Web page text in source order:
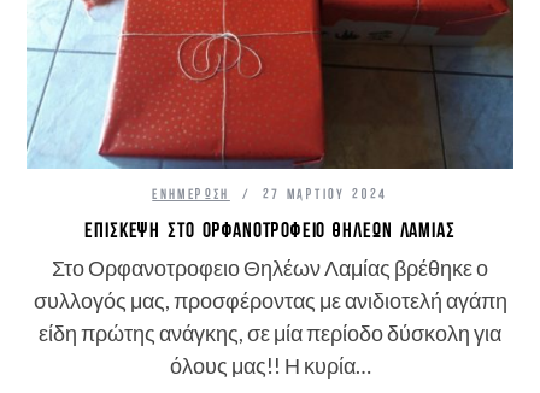
ΕΝΗΜΈΡΩΣΗ 27 ΜΑΡΤΊΟΥ 2024
ΕΠΊΣΚΕΨΗ ΣΤΟ ΟΡΦΑΝΟΤΡΟΦΕΊΟ ΘΗΛΈΩΝ ΛΑΜΊΑΣ
Στο Ορφανοτροφειο Θηλέων Λαμίας βρέθηκε ο
συλλογός μας, προσφέροντας με ανιδιοτελή αγάπη
είδη πρώτης ανάγκης, σε μία περίοδο δύσκολη για
όλους μας!! Η κυρία…